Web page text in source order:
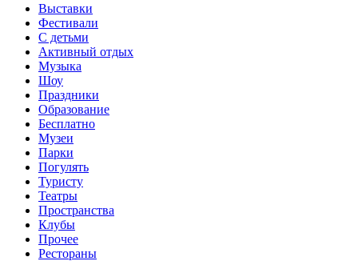
Выставки
Фестивали
С детьми
Активный отдых
Музыка
Шоу
Праздники
Образование
Бесплатно
Музеи
Парки
Погулять
Туристу
Театры
Пространства
Клубы
Прочее
Рестораны